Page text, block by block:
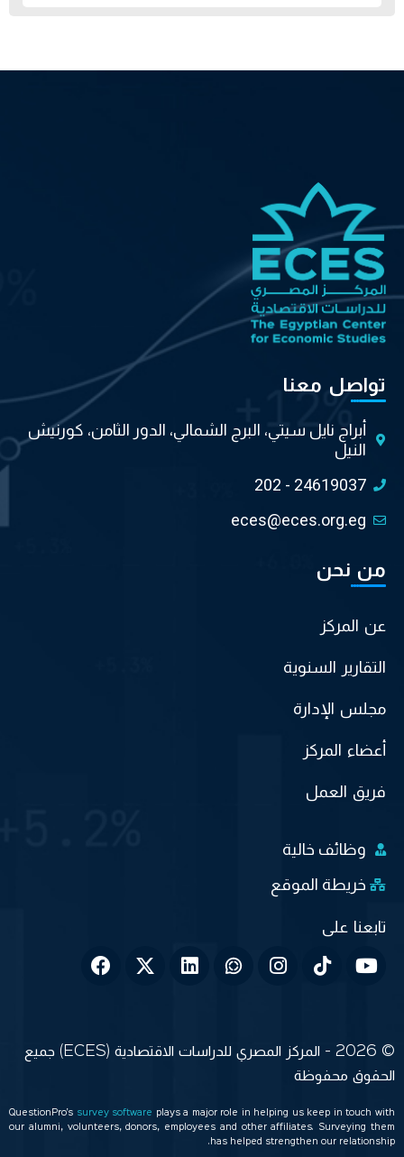
تواصل معنا
أبراج نايل سيتي، البرج الشمالي، الدور الثامن، كورنيش
النيل
202 - 24619037
eces@eces.org.eg
من نحن
عن المركز
التقارير السنوية
مجلس الإدارة
أعضاء المركز
فريق العمل
وظائف خالية
خريطة الموقع
© 2026 - المركز المصري للدراسات الاقتصادية (ECES) جميع
الحقوق محفوظة
QuestionPro’s survey software
plays a major role in helping us keep in touch with
our alumni, volunteers, donors, employees and other affiliates. Surveying them
has helped strengthen our relationship.